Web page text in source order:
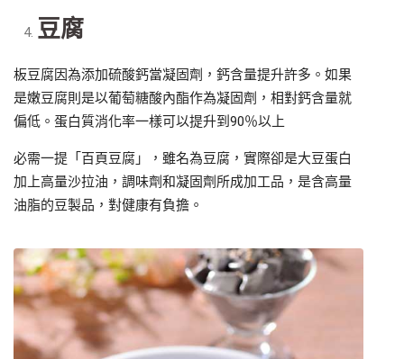
豆腐
板豆腐因為添加硫酸鈣當凝固劑，鈣含量提升許多。如果
是嫩豆腐則是以葡萄糖酸內酯作為凝固劑，相對鈣含量就
偏低。蛋白質消化率一樣可以提升到90％以上
必需一提「百頁豆腐」，雖名為豆腐，實際卻是大豆蛋白
加上高量沙拉油，調味劑和凝固劑所成加工品，是含高量
油脂的豆製品，對健康有負擔。